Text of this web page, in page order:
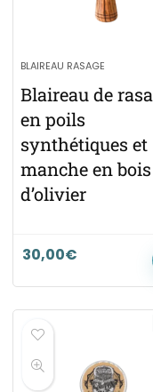
BLAIREAU RASAGE
Blaireau de
en poils
synthétiques et
manche en bois
d’olivier
30,00€